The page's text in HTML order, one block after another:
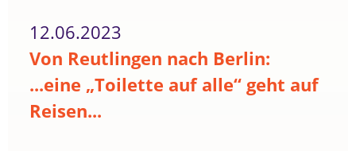
12.06.2023
Von Reutlingen nach Berlin:
...eine „Toilette auf alle“ geht auf
Reisen...